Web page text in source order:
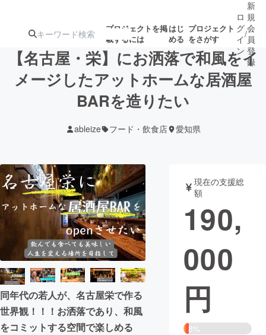
プロジェクトを掲
載するには
はじ
める
プロジェクト
をさがす
注目のリ 注目の新着プロ 募集終了が近いプ
テクノロジー・ガジェット
映像・映画 書籍・雑誌
ビジネス・起業 チャレンジ
まちづくり・地域活性化
CAMPFIRE for Social Good
CAMPFIRE Creation
ロ
グ
イ
ン
/
新
規
会
員
登
録
【名古屋・栄】にお洒落で和風をイ
メージしたアットホームな居酒屋
BARを造りたい
ableize フード・飲食店 愛知県
同年代の若人が、名古屋栄で作る
世界観！！！お洒落であり、和風
をコミットする空間で楽しめる
現在の支援総
額
190,
000
円
8%